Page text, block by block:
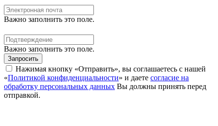
Важно заполнить это поле.
Важно заполнить это поле.
Запросить
Нажимая кнопку «Отправить», вы соглашаетесь с нашей
«Политикой конфиденциальности» и даете согласие на
обработку персональных данных Вы должны принять перед
отправкой.